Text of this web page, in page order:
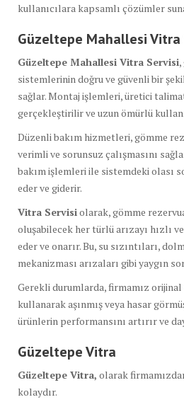
kullanıcılara kapsamlı çözümler
Güzeltepe Mahallesi Vitra
Güzeltepe Mahallesi Vitra Servisi
sistemlerinin doğru ve güvenli bir
sağlar. Montaj işlemleri, üretici
gerçekleştirilir ve uzun ömürlü
Düzenli bakım hizmetleri, gömme
verimli ve sorunsuz çalışmasını
bakım işlemleri ile sistemdeki olası
eder ve giderir.
Vitra Servisiolarak, gömme
oluşabilecek her türlü arızayı hızlı
eder ve onarır. Bu, su sızıntıları,
mekanizması arızaları gibi yaygın
Gerekli durumlarda, firmamız
kullanarak aşınmış veya hasar
ürünlerin performansını artırır ve
Güzeltepe Vitra
Güzeltepe Vitra, olarak
kolaydır.